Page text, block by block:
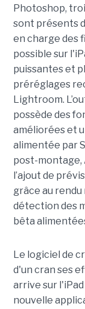
Photoshop,
sont présents
en charge des
possible sur
puissantes et
préréglages
Lightroom.
possède des
améliorées et
alimentée par
post-montage,
l’ajout de
grâce au
détection des
bêta
Le logiciel de
d'un cran ses
arrive sur l'iPad
nouvelle